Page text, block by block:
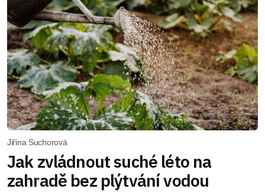
Jiřina Suchorová
Jak zvládnout suché léto na
zahradě bez plýtvání vodou